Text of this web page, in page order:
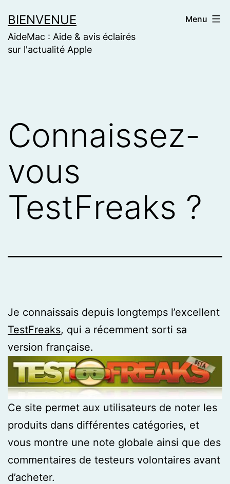
to
content
BIENVENUE
AideMac : Aide & avis éclairés
sur l'actualité Apple
Menu
Connaissez-
vous
TestFreaks ?
Je connaissais depuis longtemps l’excellent
TestFreaks, qui a récemment sorti sa
version française.
Ce site permet aux utilisateurs de noter les
produits dans différentes catégories, et
vous montre une note globale ainsi que des
commentaires de testeurs volontaires avant
d’acheter.